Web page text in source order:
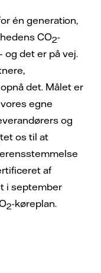
én generation,
CO2-
det er på vej.
det. Målet er
egne
og
os til at
af
i september
2-køreplan.